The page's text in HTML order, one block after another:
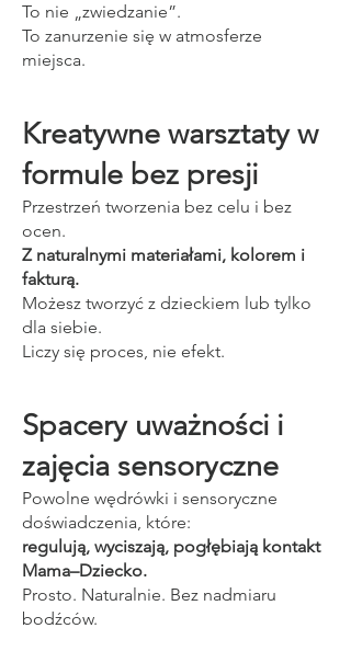
To nie „zwiedzanie”.
To zanurzenie się w atmosferze
miejsca.
Kreatywne warsztaty w
formule bez presji
Przestrzeń tworzenia bez celu i bez
ocen.
Z naturalnymi materiałami, kolorem i
fakturą.
Możesz tworzyć z dzieckiem lub tylko
dla siebie.
Liczy się proces, nie efekt.
Spacery uważności i
zajęcia sensoryczne
Powolne wędrówki i sensoryczne
doświadczenia, które:
regulują, wyciszają, pogłębiają kontakt
Mama–Dziecko.
Prosto. Naturalnie. Bez nadmiaru
bodźców.